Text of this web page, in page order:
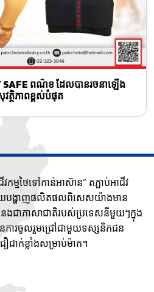
SAFE ពណ៌ខ ដែលបានរចនាឡើង
ត្ថិភាពខ្ពស់បំផុត
ម្មថៃទៅកាន់អាស៊ាន” តភ្ជាប់អាជីវ
ោយបង្ហាញផលិតផលពិសេសយ៉ាងមាន
នងជាភាសាជាតិរបស់ប្រទេសនីមួយៗក្នុង
នការចូលរួមជ្រៅជាមួយទស្សនិកជន
ក់ខ្លាំងសម្រាប់ម៉ាក។